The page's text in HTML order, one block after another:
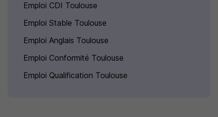
Emploi CDI Toulouse
Emploi Stable Toulouse
Emploi Anglais Toulouse
Emploi Conformité Toulouse
Emploi Qualification Toulouse